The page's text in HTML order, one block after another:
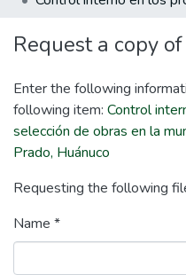
All of DSpace
DSpace Statistics
Request a copy
Enter the following
following item: Control
selección de obras en la
Prado, Huánuco
Requesting the following
Name *